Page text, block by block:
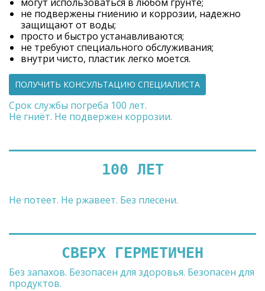
не подвержены гниению и коррозии, надежно
защищают от воды;
просто и быстро устанавливаются;
не требуют специального обслуживания;
внутри чисто, пластик легко моется.
ПОЛУЧИТЬ КОНСУЛЬТАЦИЮ СПЕЦИАЛИСТА
Срок службы погреба 100 лет.
Не гниёт. Не подвержен коррозии.
100 ЛЕТ
Не потеет. Не ржавеет. Без плесени.
СВЕРХ ГЕРМЕТИЧЕН
Без запахов. Безопасен для здоровья. Безопасен для
продуктов.